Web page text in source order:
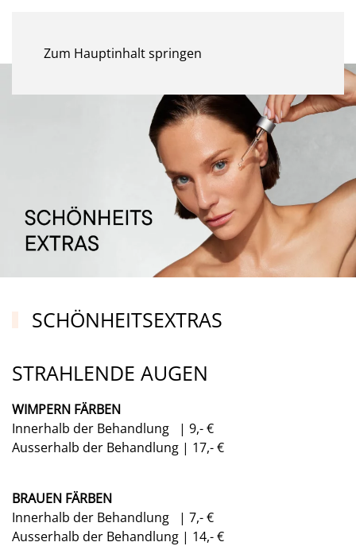
Zum Hauptinhalt springen
SCHÖNHEITSEXTRAS
STRAHLENDE AUGEN
WIMPERN FÄRBEN
Innerhalb der Behandlung | 9,- €
Ausserhalb der Behandlung | 17,- €
BRAUEN FÄRBEN
Innerhalb der Behandlung | 7,- €
Ausserhalb der Behandlung | 14,- €